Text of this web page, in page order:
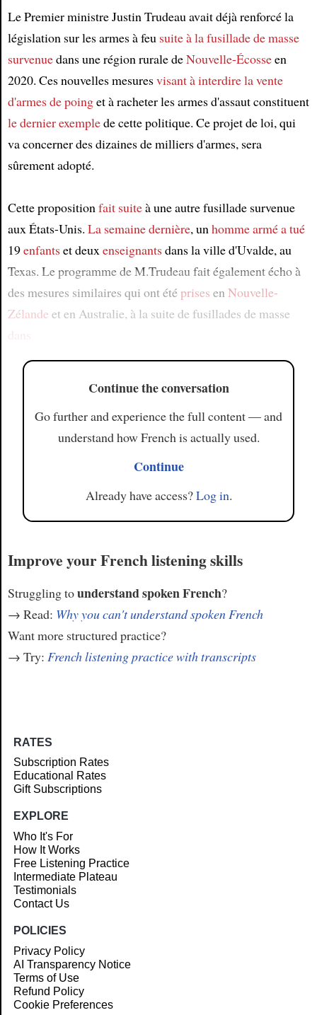
Article
Le Premier ministre Justin Trudeau avait déjà renforcé la
législation sur les armes à feu suite à la fusillade de masse
survenuedans une région rurale deNouvelle-Écosseen
2020. Ces nouvelles mesuresvisant à interdire la vente
d'armes de poinget à racheter les armes d'assaut constituent
le dernier exemplede cette politique. Ce projet de loi, qui
va concerner des dizaines de milliers d'armes, sera
sûrement adopté.
Cette proposition fait suiteà une autre fusillade survenue
aux États-Unis. La semaine dernière, un homme arméa tué
19enfantset deux enseignantsdans la ville d'Uvalde, au
Texas. Le programme de M.Trudeau fait également écho à
des mesures similaires qui ont été prises en Nouvelle-
Zélande et en Australie, à la suite de fusillades de masse
dans
Continue the conversation
Go further and experience the full content — and
understand how French is actually used.
Continue
Already have access?Log in.
Improve your French listening skills
Struggling tounderstand spoken French?
→ Read: Why you can't understand spoken French
Want more structured practice?
→ Try: French listening practice with transcripts
RATES
Subscription Rates
Educational Rates
Gift Subscriptions
EXPLORE
Who It's For
How It Works
Free Listening Practice
Intermediate Plateau
Testimonials
Contact Us
POLICIES
Privacy Policy
AI Transparency Notice
Terms of Use
Refund Policy
Cookie Preferences